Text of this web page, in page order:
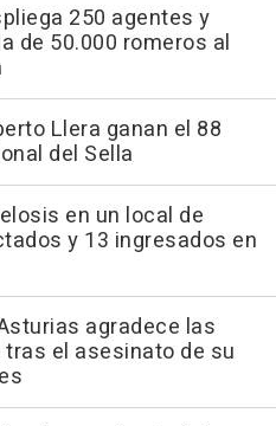
250 agentes y
de 50.000 romeros al
Llera ganan el 88
del Sella
en un local de
y 13 ingresados en
agradece las
el asesinato de su